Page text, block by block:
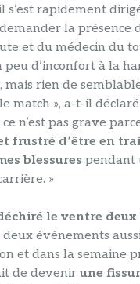
s’est rapidement
la présence
et du médecin du
peu d’inconfort à la
rien de semblable
match », a-t-il
ce n’est pas grave
frustré d’être en
blessures pendant
»
le ventre
deux événements
et dans la semaine
de devenirune